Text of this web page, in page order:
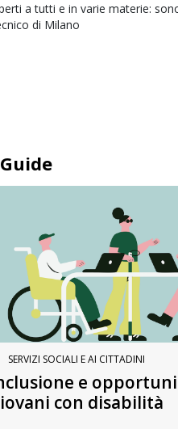
a tutti e in varie materie:
di Milano
Guide
SERVIZI SOCIALI E AI CITTADINI
e
con disabilità